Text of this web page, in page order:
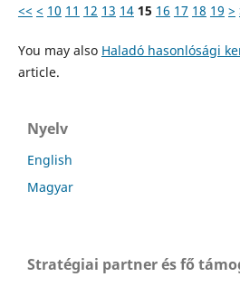
<< < 10 11 12 13 14 15 16 17 18 19 >
You may also Haladó hasonlósági
article.
Nyelv
English
Magyar
Stratégiai partner és fő